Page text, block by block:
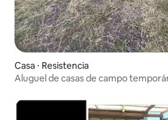
Casa ⋅ Resistencia
Aluguel de casas de campo